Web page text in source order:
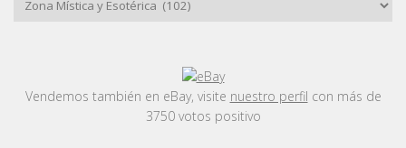
Vendemos también en eBay, visite nuestro perfil con más de
3750 votos positivo